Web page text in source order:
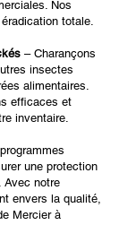
Nos
totale.
– Charançons
insectes
alimentaires.
efficaces et
inventaire.
une protection
Avec notre
envers la qualité,
Mercier à